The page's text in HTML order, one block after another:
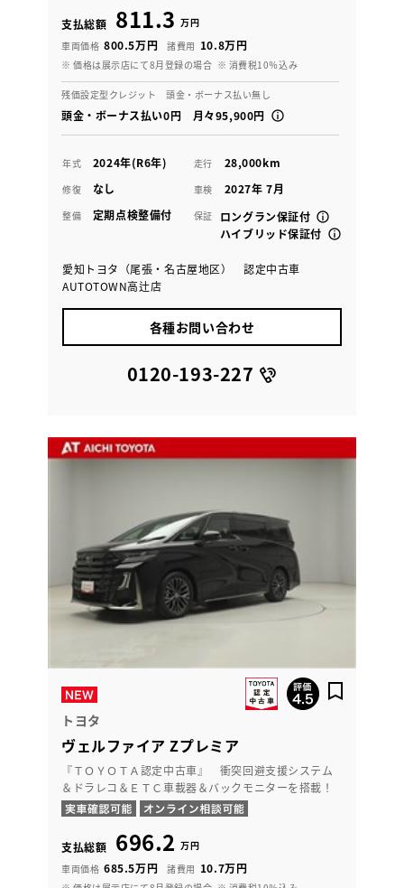
支払総額 811.3 万円
車両価格 800.5万円 諸費用 10.8万円
※ 価格は展示店にて8月登録の場合 ※ 消費税10％込み
残価設定型クレジット 頭金・ボーナス払い無し
頭金・ボーナス払い0円 月々95,900円
年式 2024年(R6年) 走行 28,000km
修復 なし 車検 2027年 7月
整備 定期点検整備付 保証
ロングラン保証付
ハイブリッド保証付
愛知トヨタ（尾張・名古屋地区） 認定中古車
AUTOTOWN高辻店
各種お問い合わせ
0120-193-227
トヨタ
ヴェルファイア Zプレミア
『ＴＯＹＯＴＡ認定中古車』 衝突回避支援システム
＆ドラレコ＆ＥＴＣ車載器＆バックモニターを搭載！
支払総額 696.2 万円
車両価格 685.5万円 諸費用 10.7万円